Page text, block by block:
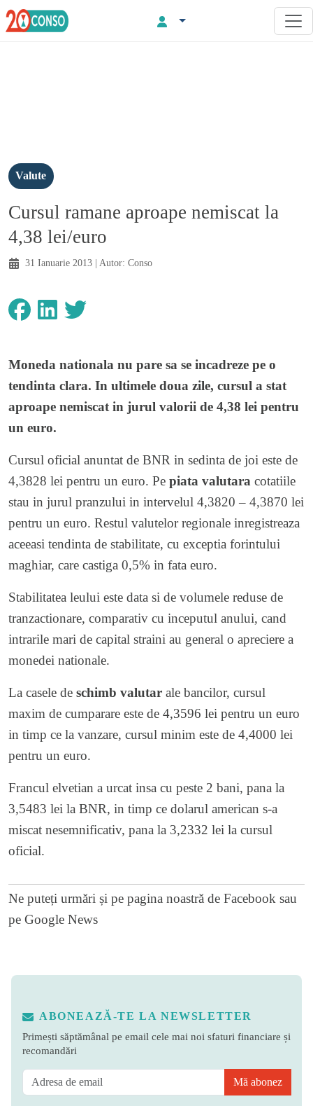
Valute
Cursul ramane aproape nemiscat la
4,38 lei/euro
31 Ianuarie 2013 | Autor: Conso
Moneda nationala nu pare sa se incadreze pe o
tendinta clara. In ultimele doua zile, cursul a stat
aproape nemiscat in jurul valorii de 4,38 lei pentru
un euro.
Cursul oficial anuntat de BNR in sedinta de joi este de
4,3828 lei pentru un euro. Pe piata valutara cotatiile
stau in jurul pranzului in intervelul 4,3820 – 4,3870 lei
pentru un euro. Restul valutelor regionale inregistreaza
aceeasi tendinta de stabilitate, cu exceptia forintului
maghiar, care castiga 0,5% in fata euro.
Stabilitatea leului este data si de volumele reduse de
tranzactionare, comparativ cu inceputul anului, cand
intrarile mari de capital straini au general o apreciere a
monedei nationale.
La casele de schimb valutar ale bancilor, cursul
maxim de cumparare este de 4,3596 lei pentru un euro
in timp ce la vanzare, cursul minim este de 4,4000 lei
pentru un euro.
Francul elvetian a urcat insa cu peste 2 bani, pana la
3,5483 lei la BNR, in timp ce dolarul american s-a
miscat nesemnificativ, pana la 3,2332 lei la cursul
oficial.
Ne puteți urmări și pe pagina noastră de Facebook sau
pe Google News
ABONEAZĂ-TE LA NEWSLETTER
Primești săptămânal pe email cele mai noi sfaturi financiare și
recomandări
Mă abonez